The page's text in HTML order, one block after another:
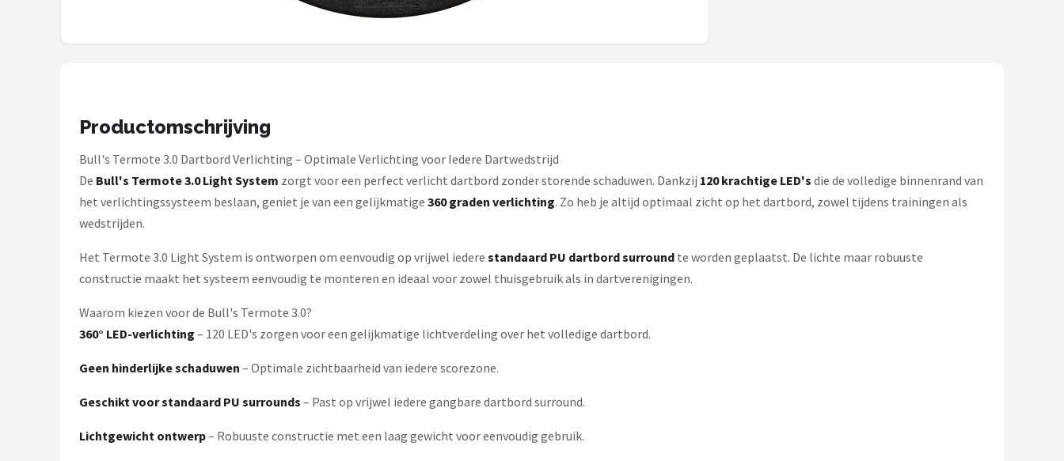
Red Dragon
Alle merken →
Productomschrijving
Bull's Termote 3.0 Dartbord Verlichting – Optimale Verlichting voor Iedere Dartwedstrijd
De Bull's Termote 3.0 Light System zorgt voor een perfect verlicht dartbord zonder storende schaduwen. Dankzij 120 krachtige LED's die de volledige binnenrand van
het verlichtingssysteem beslaan, geniet je van een gelijkmatige 360 graden verlichting. Zo heb je altijd optimaal zicht op het dartbord, zowel tijdens trainingen als
wedstrijden.
Het Termote 3.0 Light System is ontworpen om eenvoudig op vrijwel iedere standaard PU dartbord surround te worden geplaatst. De lichte maar robuuste
constructie maakt het systeem eenvoudig te monteren en ideaal voor zowel thuisgebruik als in dartverenigingen.
Waarom kiezen voor de Bull's Termote 3.0?
360° LED-verlichting – 120 LED's zorgen voor een gelijkmatige lichtverdeling over het volledige dartbord.
Geen hinderlijke schaduwen – Optimale zichtbaarheid van iedere scorezone.
Geschikt voor standaard PU surrounds – Past op vrijwel iedere gangbare dartbord surround.
Lichtgewicht ontwerp– Robuuste constructie met een laag gewicht voor eenvoudig gebruik.